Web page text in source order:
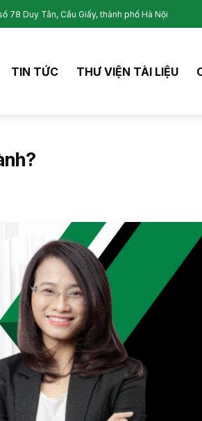
78 Duy Tân, Cầu Giấy, thành phố Hà Nội
TIN TỨC THƯ VIỆN TÀI LIỆU